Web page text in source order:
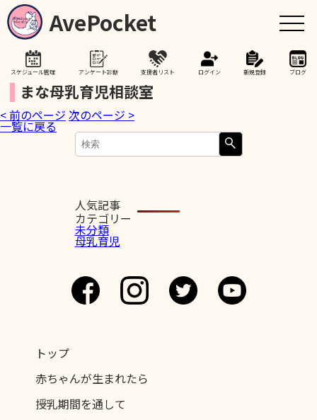
AvePocket
スケジュール管理 アンケート診断 支援者リスト ログイン 新規登録 ブログ
トップ
赤ちゃんが生まれたら
授乳期間を通して
助産院検索
卒乳を考え始めたら
まな母乳育児相談室
< 前のページ 次のページ >
一覧に戻る
人気記事
カテゴリー
未分類
母乳育児
トップ
赤ちゃんが生まれたら
授乳期間を通して